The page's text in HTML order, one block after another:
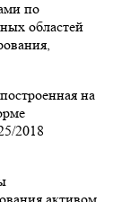
по
областей
на
2018